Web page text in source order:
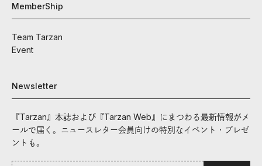
MemberShip
Team Tarzan
Event
Newsletter
『Tarzan』本誌および『Tarzan Web』にまつわる最新情報がメ
ールで届く。ニュースレター会員向けの特別なイベント・プレゼ
ントも。